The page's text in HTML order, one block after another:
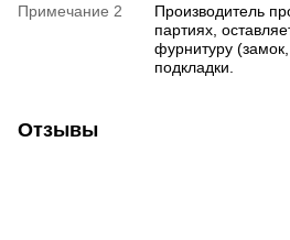
Примечание 2
Производитель
партиях,
фурнитуру
подкладки.
Отзывы